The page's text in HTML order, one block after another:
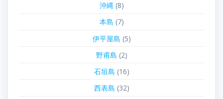
沖縄(8)
本島 (7)
伊平屋島 (5)
野甫島 (2)
石垣島 (16)
西表島 (32)